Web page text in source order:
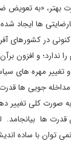
بهتر، «به
ها ایجاد
در کشورهای
ندارد؛ و افزون
و تغییر مهره های
جویی ها قدرت
صورت کلی تغییر
قدرت ها
نمی توان با ساده